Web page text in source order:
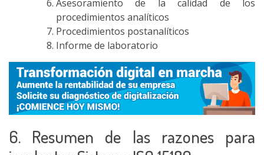
Asesoramiento de la calidad de los
procedimientos analíticos
Procedimientos postanalíticos
Informe de laboratorio
6. Resumen de las razones para